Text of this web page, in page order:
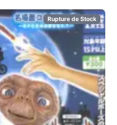
Rupture de Stock